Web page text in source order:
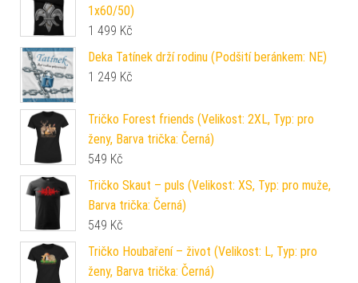
1x60/50)
1 499 Kč
Deka Tatínek drží rodinu (Podšití beránkem: NE)
1 249 Kč
Tričko Forest friends (Velikost: 2XL, Typ: pro
ženy, Barva trička: Černá)
549 Kč
Tričko Skaut – puls (Velikost: XS, Typ: pro muže,
Barva trička: Černá)
549 Kč
Tričko Houbaření – život (Velikost: L, Typ: pro
ženy, Barva trička: Černá)